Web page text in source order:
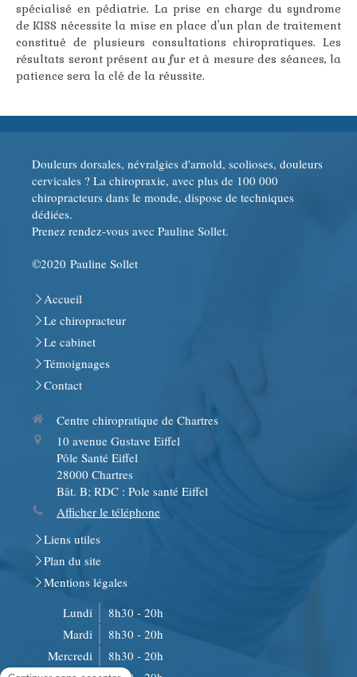
spécialisé en pédiatrie. La prise en charge du syndrome
de KISS nécessite la mise en place d'un plan de traitement
constitué de plusieurs consultations chiropratiques. Les
résultats seront présent au fur et à mesure des séances, la
patience sera la clé de la réussite.
Douleurs dorsales, névralgies d'arnold, scolioses, douleurs
cervicales ? La chiropraxie, avec plus de 100 000
chiropracteurs dans le monde, dispose de techniques
dédiées.
Prenez rendez-vous avec Pauline Sollet.
©2020 Pauline Sollet
Accueil
Le chiropracteur
Le cabinet
Témoignages
Contact
Centre chiropratique de Chartres
10 avenue Gustave Eiffel
Pôle Santé Eiffel
28000 Chartres
Bât. B; RDC : Pole santé Eiffel
Afficher le téléphone
Liens utiles
Plan du site
Mentions légales
Lundi
8h30 - 20h
Mardi
8h30 - 20h
Mercredi
8h30 - 20h